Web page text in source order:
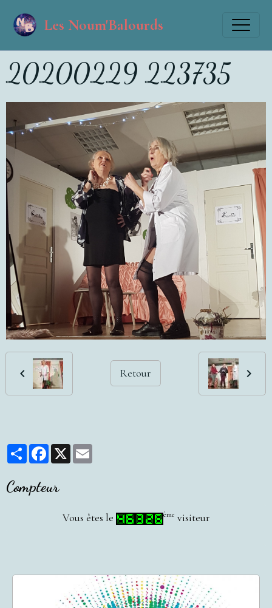
Les Noum'Balourds
20200229 223735
Retour
PartagerFacebook
X
Compteur
Vous êtes le ème visiteur